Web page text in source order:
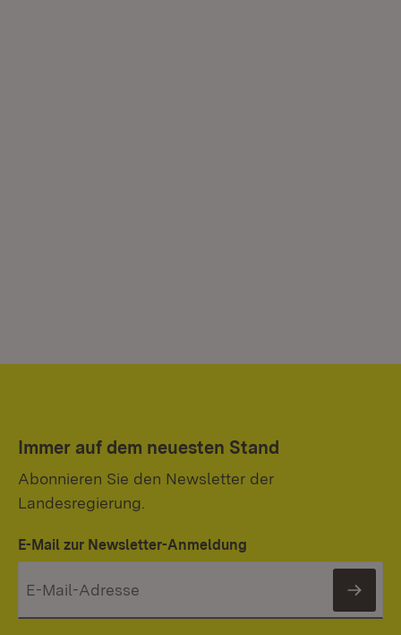
Immer auf dem neuesten Stand
Abonnieren Sie den Newsletter der
Landesregierung.
E-Mail zur Newsletter-Anmeldung